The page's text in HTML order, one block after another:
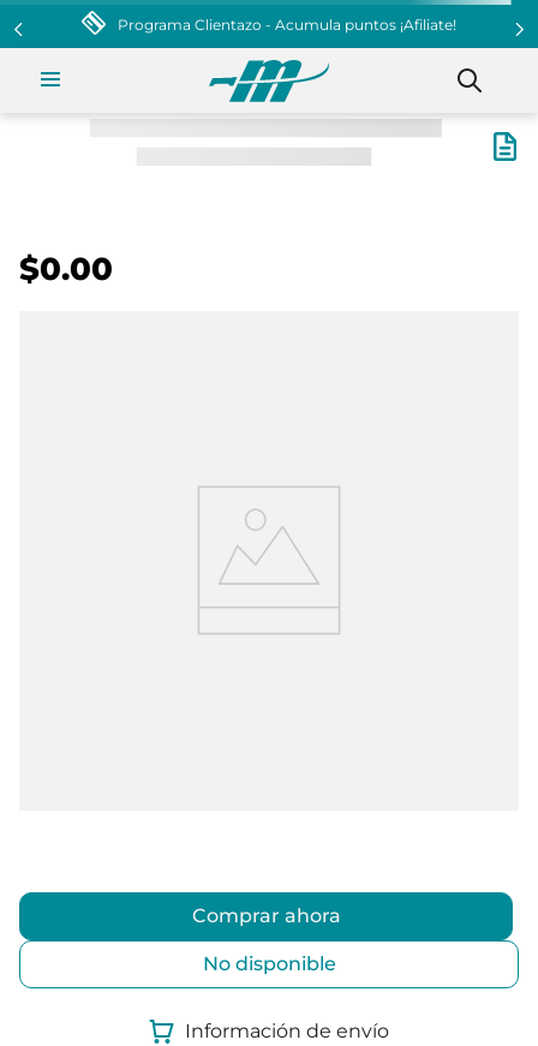
Programa Clientazo - Acumula puntos ¡Afiliate!
$0.00
Comprar ahora
No disponible
Información de envío